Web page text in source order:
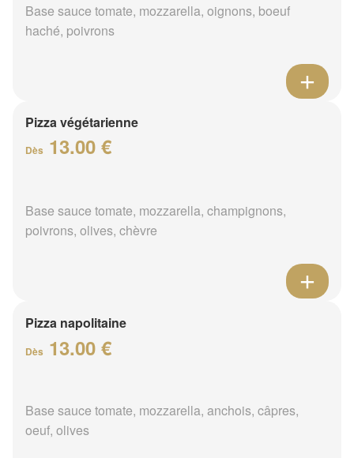
Base sauce tomate, mozzarella, oignons, boeuf
haché, poivrons
Pizza végétarienne
Dès 13.00 €
Base sauce tomate, mozzarella, champignons,
poivrons, olives, chèvre
Pizza napolitaine
Dès 13.00 €
Base sauce tomate, mozzarella, anchois, câpres,
oeuf, olives